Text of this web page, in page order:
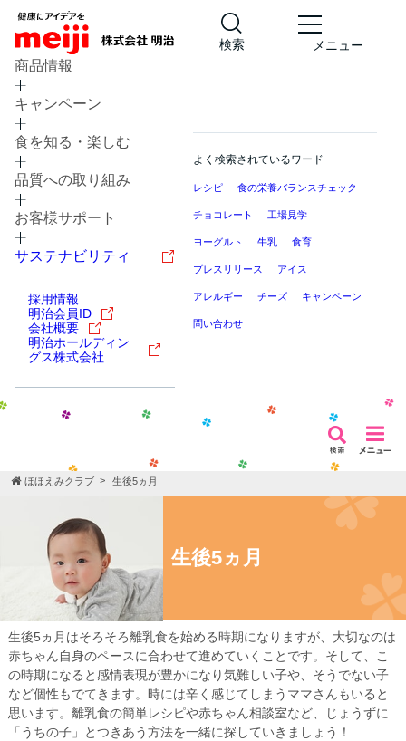
検索 メニュー
商品情報
キャンペーン
食を知る・楽しむ
品質への取り組み
お客様サポート
サステナビリティ
採用情報
明治会員ID
会社概要
明治ホールディン
グス株式会社
よく検索されているワード
レシピ 食の栄養バランスチェック
チョコレート 工場見学
ヨーグルト 牛乳 食育
プレスリリース アイス
アレルギー チーズ キャンペーン
問い合わせ
ほほえみクラブ 生後5ヵ月
生後5ヵ月
生後5ヵ月はそろそろ離乳食を始める時期になりますが、大切なのは
赤ちゃん自身のペースに合わせて進めていくことです。そして、こ
の時期になると感情表現が豊かになり気難しい子や、そうでない子
など個性もでてきます。時には辛く感じてしまうママさんもいると
思います。離乳食の簡単レシピや赤ちゃん相談室など、じょうずに
「うちの子」とつきあう方法を一緒に探していきましょう！